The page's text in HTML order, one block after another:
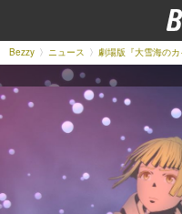
Bezzy ニュース 劇場版『大雪海の